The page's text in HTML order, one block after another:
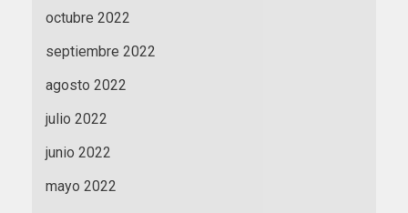
octubre 2022
septiembre 2022
agosto 2022
julio 2022
junio 2022
mayo 2022